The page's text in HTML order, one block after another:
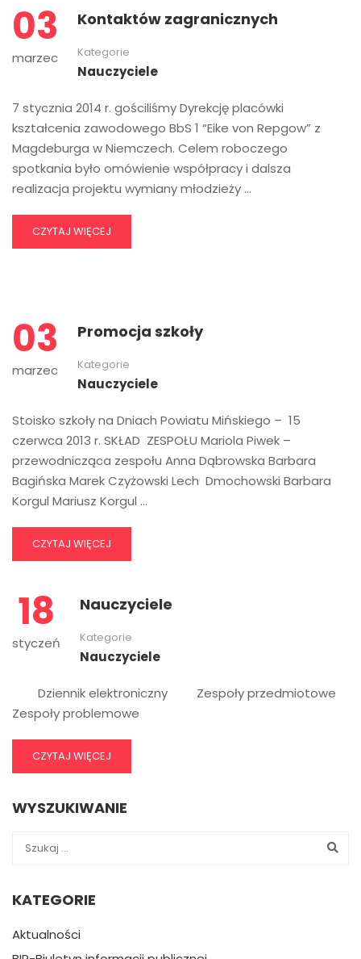
03
marzec
Kontaktów zagranicznych
Kategorie
Nauczyciele
7 stycznia 2014 r. gościliśmy Dyrekcję placówki
kształcenia zawodowego BbS 1 “Eike von Repgow” z
Magdeburga w Niemczech. Celem roboczego
spotkania było omówienie współpracy i dalsza
realizacja projektu wymiany młodzieży …
CZYTAJ WIĘCEJ
03
marzec
Promocja szkoły
Kategorie
Nauczyciele
Stoisko szkoły na Dniach Powiatu Mińskiego – 15
czerwca 2013 r. SKŁAD ZESPOŁU Mariola Piwek –
przewodnicząca zespołu Anna Dąbrowska Barbara
Bagińska Marek Czyżowski Lech Dmochowski Barbara
Korgul Mariusz Korgul …
CZYTAJ WIĘCEJ
18
styczeń
Nauczyciele
Kategorie
Nauczyciele
Dziennik elektroniczny Zespoły przedmiotowe
Zespoły problemowe
CZYTAJ WIĘCEJ
WYSZUKIWANIE
KATEGORIE
Aktualności